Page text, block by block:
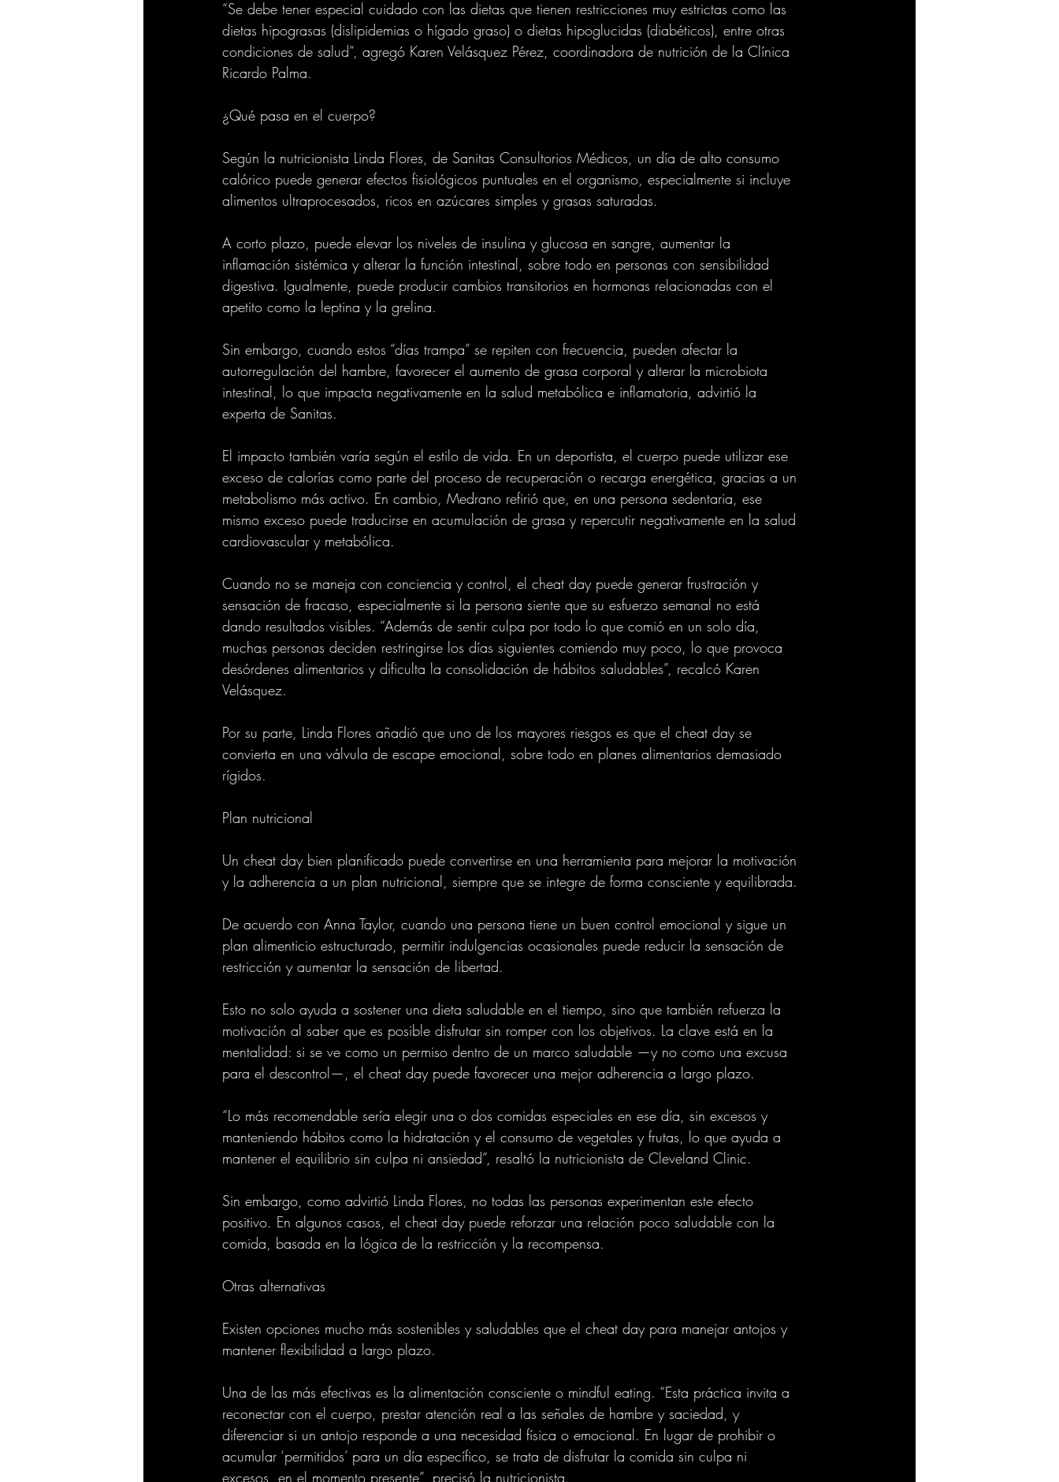
“Se debe tener especial cuidado con las dietas que tienen restricciones muy estrictas como las
dietas hipograsas (dislipidemias o hígado graso) o dietas hipoglucidas (diabéticos), entre otras
condiciones de salud”, agregó Karen Velásquez Pérez, coordinadora de nutrición de la Clínica
Ricardo Palma.
¿Qué pasa en el cuerpo?
Según la nutricionista Linda Flores, de Sanitas Consultorios Médicos, un día de alto consumo
calórico puede generar efectos fisiológicos puntuales en el organismo, especialmente si incluye
alimentos ultraprocesados, ricos en azúcares simples y grasas saturadas.
A corto plazo, puede elevar los niveles de insulina y glucosa en sangre, aumentar la
inflamación sistémica y alterar la función intestinal, sobre todo en personas con sensibilidad
digestiva. Igualmente, puede producir cambios transitorios en hormonas relacionadas con el
apetito como la leptina y la grelina.
Sin embargo, cuando estos “días trampa” se repiten con frecuencia, pueden afectar la
autorregulación del hambre, favorecer el aumento de grasa corporal y alterar la microbiota
intestinal, lo que impacta negativamente en la salud metabólica e inflamatoria, advirtió la
experta de Sanitas.
El impacto también varía según el estilo de vida. En un deportista, el cuerpo puede utilizar ese
exceso de calorías como parte del proceso de recuperación o recarga energética, gracias a un
metabolismo más activo. En cambio, Medrano refirió que, en una persona sedentaria, ese
mismo exceso puede traducirse en acumulación de grasa y repercutir negativamente en la salud
cardiovascular y metabólica.
Cuando no se maneja con conciencia y control, el cheat day puede generar frustración y
sensación de fracaso, especialmente si la persona siente que su esfuerzo semanal no está
dando resultados visibles. “Además de sentir culpa por todo lo que comió en un solo día,
muchas personas deciden restringirse los días siguientes comiendo muy poco, lo que provoca
desórdenes alimentarios y dificulta la consolidación de hábitos saludables”, recalcó Karen
Velásquez.
Por su parte, Linda Flores añadió que uno de los mayores riesgos es que el cheat day se
convierta en una válvula de escape emocional, sobre todo en planes alimentarios demasiado
rígidos.
Plan nutricional
Un cheat day bien planificado puede convertirse en una herramienta para mejorar la motivación
y la adherencia a un plan nutricional, siempre que se integre de forma consciente y equilibrada.
De acuerdo con Anna Taylor, cuando una persona tiene un buen control emocional y sigue un
plan alimenticio estructurado, permitir indulgencias ocasionales puede reducir la sensación de
restricción y aumentar la sensación de libertad.
Esto no solo ayuda a sostener una dieta saludable en el tiempo, sino que también refuerza la
motivación al saber que es posible disfrutar sin romper con los objetivos. La clave está en la
mentalidad: si se ve como un permiso dentro de un marco saludable —y no como una excusa
para el descontrol—, el cheat day puede favorecer una mejor adherencia a largo plazo.
“Lo más recomendable sería elegir una o dos comidas especiales en ese día, sin excesos y
manteniendo hábitos como la hidratación y el consumo de vegetales y frutas, lo que ayuda a
mantener el equilibrio sin culpa ni ansiedad”, resaltó la nutricionista de Cleveland Clinic.
Sin embargo, como advirtió Linda Flores, no todas las personas experimentan este efecto
positivo. En algunos casos, el cheat day puede reforzar una relación poco saludable con la
comida, basada en la lógica de la restricción y la recompensa.
Otras alternativas
Existen opciones mucho más sostenibles y saludables que el cheat day para manejar antojos y
mantener flexibilidad a largo plazo.
Una de las más efectivas es la alimentación consciente o mindful eating. “Esta práctica invita a
reconectar con el cuerpo, prestar atención real a las señales de hambre y saciedad, y
diferenciar si un antojo responde a una necesidad física o emocional. En lugar de prohibir o
acumular ‘permitidos’ para un día específico, se trata de disfrutar la comida sin culpa ni
excesos, en el momento presente”, precisó la nutricionista.